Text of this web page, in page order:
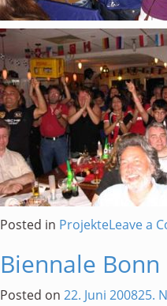
Posted in ProjekteLeave a
Biennale
Posted on 22. Juni 200825.